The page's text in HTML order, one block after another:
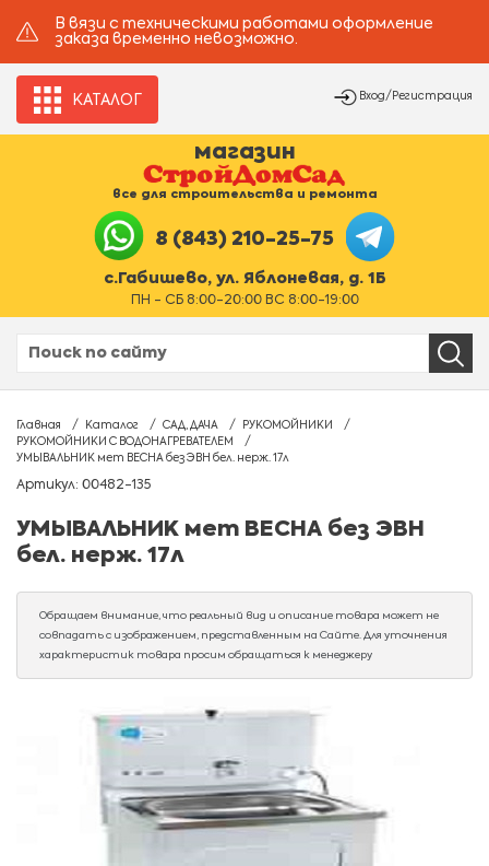
В вязи с техническими работами оформление
заказа временно невозможно.
КАТАЛОГ Вход/Регистрация
магазин
все для строительства и ремонта
8 (843) 210-25-75
с.Габишево, ул. Яблоневая, д. 1Б
ПН - СБ 8:00-20:00 ВС 8:00-19:00
Главная Каталог САД, ДАЧА
РУКОМОЙНИКИ
РУКОМОЙНИКИ С ВОДОНАГРЕВАТЕЛЕМ
УМЫВАЛЬНИК мет ВЕСНА без ЭВН бел. нерж. 17л
Артикул: 00482-135
УМЫВАЛЬНИК мет ВЕСНА без ЭВН
бел. нерж. 17л
Обращаем внимание, что реальный вид и описание товара может не
совпадать с изображением, представленным на Сайте. Для уточнения
характеристик товара просим обращаться к менеджеру